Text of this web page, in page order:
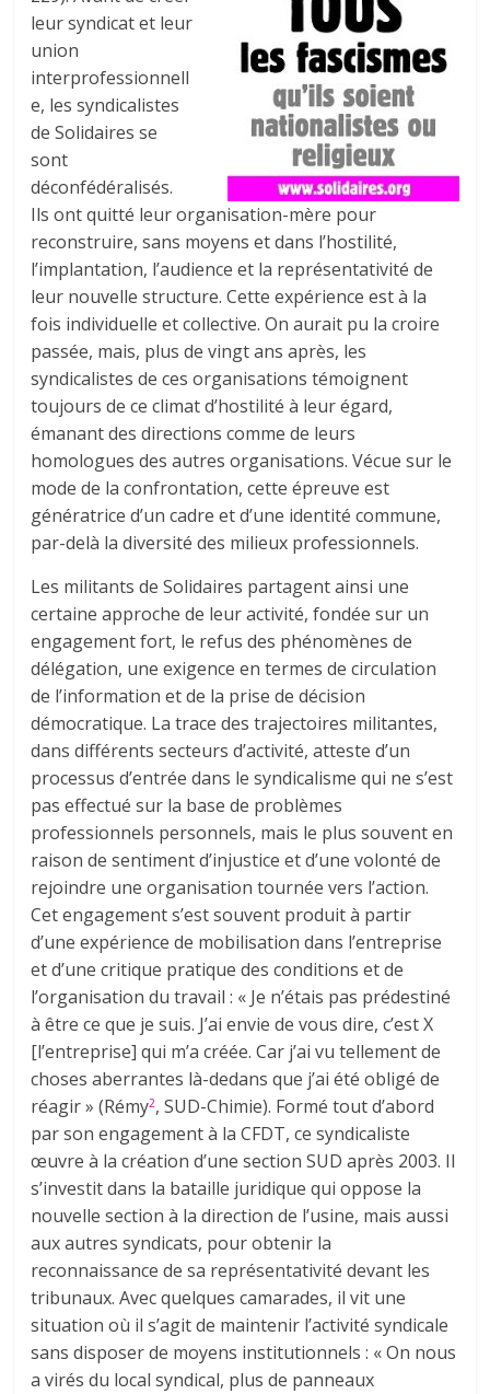
leur syndicat et leur
union
interprofessionnell
e, les syndicalistes
de Solidaires se
sont
déconfédéralisés.
Ils ont quitté leur organisation-mère pour
reconstruire, sans moyens et dans l’hostilité,
l’implantation, l’audience et la représentativité de
leur nouvelle structure. Cette expérience est à la
fois individuelle et collective. On aurait pu la croire
passée, mais, plus de vingt ans après, les
syndicalistes de ces organisations témoignent
toujours de ce climat d’hostilité à leur égard,
émanant des directions comme de leurs
homologues des autres organisations. Vécue sur le
mode de la confrontation, cette épreuve est
génératrice d’un cadre et d’une identité commune,
par-delà la diversité des milieux professionnels.
Les militants de Solidaires partagent ainsi une
certaine approche de leur activité, fondée sur un
engagement fort, le refus des phénomènes de
délégation, une exigence en termes de circulation
de l’information et de la prise de décision
démocratique. La trace des trajectoires militantes,
dans différents secteurs d’activité, atteste d’un
processus d’entrée dans le syndicalisme qui ne s’est
pas effectué sur la base de problèmes
professionnels personnels, mais le plus souvent en
raison de sentiment d’injustice et d’une volonté de
rejoindre une organisation tournée vers l’action.
Cet engagement s’est souvent produit à partir
d’une expérience de mobilisation dans l’entreprise
et d’une critique pratique des conditions et de
l’organisation du travail : « Je n’étais pas prédestiné
à être ce que je suis. J’ai envie de vous dire, c’est X
[l’entreprise] qui m’a créée. Car j’ai vu tellement de
choses aberrantes là-dedans que j’ai été obligé de
réagir » (Rémy2, SUD-Chimie). Formé tout d’abord
par son engagement à la CFDT, ce syndicaliste
œuvre à la création d’une section SUD après 2003. Il
s’investit dans la bataille juridique qui oppose la
nouvelle section à la direction de l’usine, mais aussi
aux autres syndicats, pour obtenir la
reconnaissance de sa représentativité devant les
tribunaux. Avec quelques camarades, il vit une
situation où il s’agit de maintenir l’activité syndicale
sans disposer de moyens institutionnels : « On nous
a virés du local syndical, plus de panneaux